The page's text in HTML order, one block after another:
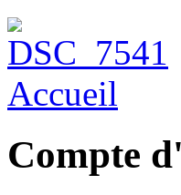
Accueil
Compte